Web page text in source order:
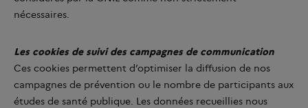
nécessaires.
Les cookies de suivi des campagnes de communication
Ces cookies permettent d’optimiser la diffusion de nos
campagnes de prévention ou le nombre de participants aux
études de santé publique. Les données recueillies nous